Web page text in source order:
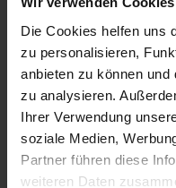
Die Cookies helfen uns
zu personalisieren,
anbieten zu können
zu analysieren.
Ihrer Verwendung
soziale Medien,
Partner führen diese
weiteren Daten
11,84 €
zzgl. MwSt.
zzgl. Versandkosten
03090-30 B